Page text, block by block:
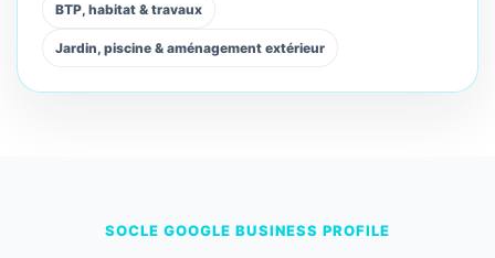
BTP, habitat & travaux
Jardin, piscine & aménagement extérieur
SOCLE GOOGLE BUSINESS PROFILE